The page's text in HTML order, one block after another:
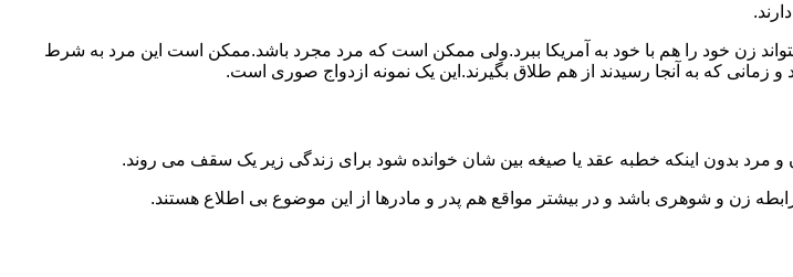
زن خود را هم با خود به آمریکا ببرد.ولی ممکن است که مرد مجرد باشد.ممکن است این مرد به شرط
و زمانی که به آنجا رسیدند از هم طلاق بگیرند.این یک نمونه ازدواج صوری است.
بدون اینکه خطبه عقد یا صیغه بین شان خوانده شود برای زندگی زیر یک سقف می روند.
زن و شوهری باشد و در بیشتر مواقع هم پدر و مادرها از این موضوع بی اطلاع هستند.